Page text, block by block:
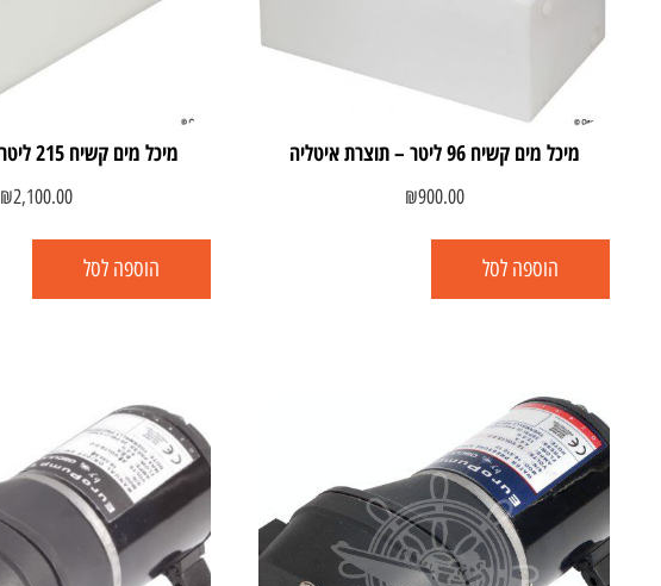
מיכל מים קשיח 96 ליטר – תוצרת איטליה
₪900.00
הוספה לסל
מיכל מים קשיח 215 ליטר – תוצ' איטליה
₪2,100.00
הוספה לסל